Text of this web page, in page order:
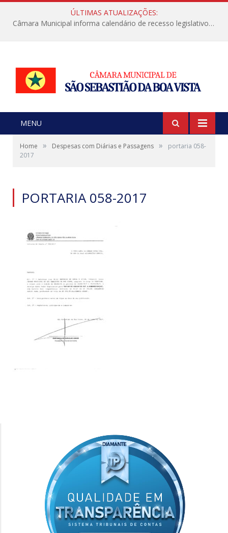
ÚLTIMAS ATUALIZAÇÕES:
Câmara Municipal informa calendário de recesso legislativo de julho
MENU
Home » Despesas com Diárias e Passagens »
portaria 058-
2017
PORTARIA 058-2017